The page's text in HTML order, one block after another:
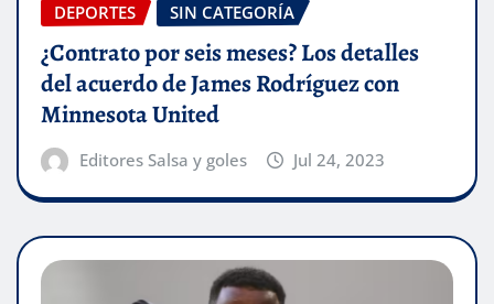
DEPORTES SIN CATEGORÍA
¿Contrato por seis meses? Los detalles
del acuerdo de James Rodríguez con
Minnesota United
Editores Salsa y goles Jul 24, 2023